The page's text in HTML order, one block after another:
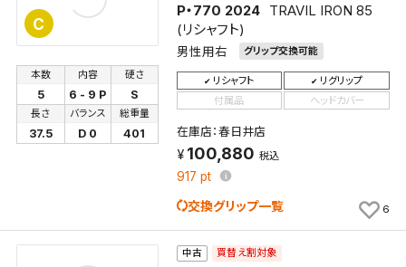
C
P・770 2024
TRAVIL IRON 85
(リシャフト)
男性用右 グリップ交換可能
本数
5
内容
6 - 9 P
硬さ
S
長さ
37.5
バランス
D 0
総重量
401
リシャフト
リグリップ
付属品
ヘッドカバー
在庫店：春日井店
100,880 税込
917 pt
交換グリップ一覧 6
中古 買替え割対象